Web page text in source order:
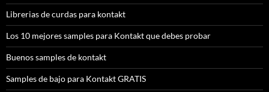
Librerias de curdas para kontakt
Los 10 mejores samples para Kontakt que debes probar
Buenos samples de kontakt
Samples de bajo para Kontakt GRATIS